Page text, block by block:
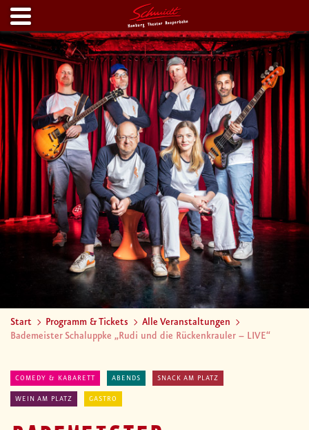
Start Programm & Tickets
Alle Veranstaltungen
Bademeister Schaluppke „Rudi und die Rückenkrauler – LIVE“
COMEDY & KABARETT ABENDS SNACK AM PLATZ
WEIN AM PLATZ GASTRO